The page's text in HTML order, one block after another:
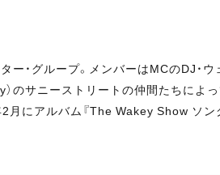
・グループ。メンバーはMCのDJ・ウ
）のサニーストリートの仲間たちに
月にアルバム『The Wakey Show ソ